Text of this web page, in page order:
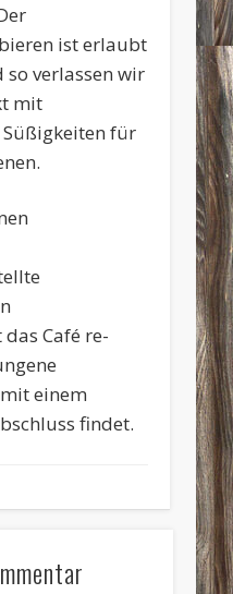
ist erlaubt
verlassen wir
mit
für
Café re-
einem
findet.